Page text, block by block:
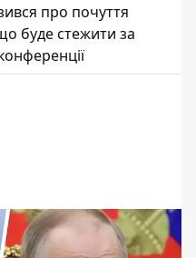
про почуття
буде стежити за